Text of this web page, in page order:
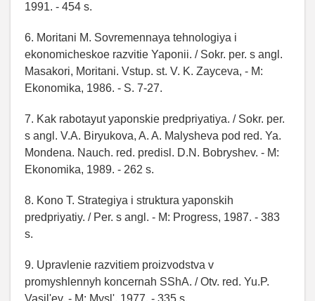
1991. - 454 s.
6. Moritani M. Sovremennaya tehnologiya i
ekonomicheskoe razvitie Yaponii. / Sokr. per. s angl.
Masakori, Moritani. Vstup. st. V. K. Zayceva, - M:
Ekonomika, 1986. - S. 7-27.
7. Kak rabotayut yaponskie predpriyatiya. / Sokr. per.
s angl. V.A. Biryukova, A. A. Malysheva pod red. Ya.
Mondena. Nauch. red. predisl. D.N. Bobryshev. - M:
Ekonomika, 1989. - 262 s.
8. Kono T. Strategiya i struktura yaponskih
predpriyatiy. / Per. s angl. - M: Progress, 1987. - 383
s.
9. Upravlenie razvitiem proizvodstva v
promyshlennyh koncernah SShA. / Otv. red. Yu.P.